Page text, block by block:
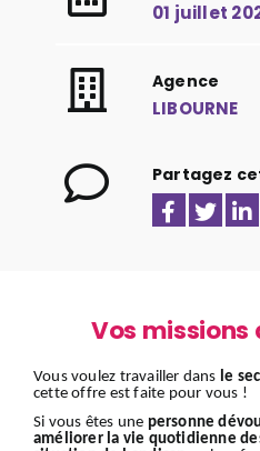
01 juillet
Agence
LIBOURNE
Partagez
Vos
Vous voulez travailler dans le
cette offre est faite pour vous !
Si vous êtes une personne
améliorer la vie quotidienne